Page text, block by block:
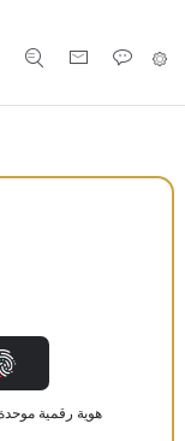
هوية رقمية